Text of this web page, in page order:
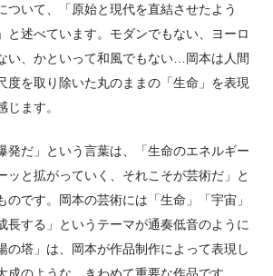
ついて、「原始と現代を直結させたよう
と述べています。モダンでもない、ヨーロ
い、かといって和風でもない…岡本は人間
度を取り除いた丸のままの「生命」を表現
じます。
発だ」という言葉は、「生命のエネルギー
ッと拡がっていく、それこそが芸術だ」と
のです。岡本の芸術には「生命」「宇宙」
長する」というテーマが通奏低音のように
の塔」は、岡本が作品制作によって表現し